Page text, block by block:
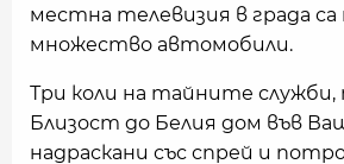
местна телевизия в града са
множество автомобили.
Три коли на тайните служби,
Близост до Белия дом във
надраскани със спрей и